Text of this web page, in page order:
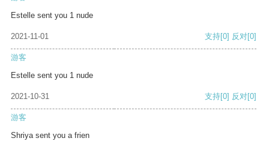
Estelle sent you 1 nude
2021-11-01 支持[0] 反对[0]
游客
Estelle sent you 1 nude
2021-10-31 支持[0] 反对[0]
游客
Shriya sent you a frien